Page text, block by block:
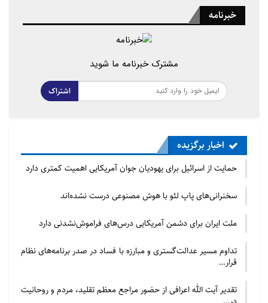
زنان مصمم و شجاع افغانستان با درک
تجربیات زیسته ناگوار و البته گران سنگ
خود در طول حاکمیت طالبان که مملو از
خشونت های جنسیتی، تحقیرهای فردی و
اجتماعی و تبعیض های غیر قابل جبران
برای دسترسی به حقوق اولیه و طبیعی آنان
برداشتن نابرابری ها و بی عدالتی ها وارد
میدان شوند و با وجود تمام موانع عدیده و
عمیق اجتماعی ، سنتی ، سیاسی و فرهنگی
به دستاوردهای مهمی دست یابند که هر
فداکاری و همت برای تغییرات بنیادین و
سازنده بوده است.
جنگ، خشونت و بازگشت دوباره تعصب ،
خبرنامه
مشترک خبرنامه ما شوید
اشتراک
اخبار برگزیده
حمایت از اسرائیل برای یهودیان جوان آمریکایی اهمیت کمتری دارد
سخنرانی‌های پاپ لئو با هوش مصنوعی درست نشده‌اند
ملت ایران برای دشمن آمریکایی درس‌های فراموش‌نشدنی دارد
تداوم مسیر عدالت‌گستری و مبارزه با فساد در صدر برنامه‌های نظام
قرار…
تقدیر آیت الله اعرافی از حضور مراجع معظم تقلید، مردم و روحانیت